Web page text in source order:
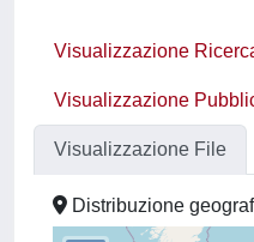
Visualizzazione
Visualizzazione
Visualizzazione File
Distribuzione